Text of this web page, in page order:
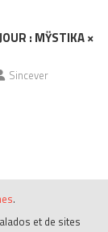
: MŸSTIKA ×
Sincever
.
et de sites